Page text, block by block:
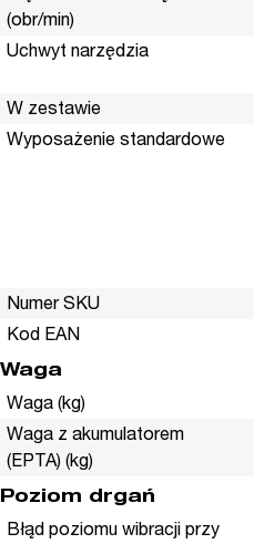
(obr/min)
Uchwyt narzędzia
W zestawie
Wyposażenie standardowe
Numer SKU
Kod EAN
Waga
Waga (kg)
Waga z akumulatorem
(EPTA) (kg)
Poziom drgań
Błąd poziomu wibracji przy